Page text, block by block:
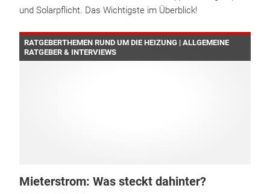
und Solarpflicht. Das Wichtigste im Überblick!
RATGEBERTHEMEN RUND UM DIE HEIZUNG | ALLGEMEINE
RATGEBER & INTERVIEWS
Mieterstrom: Was steckt dahinter?